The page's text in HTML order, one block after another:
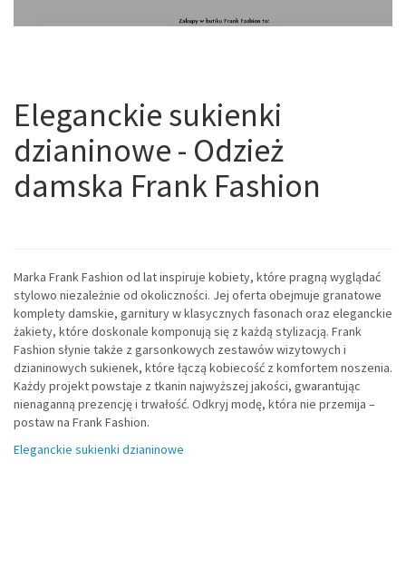
Eleganckie sukienki
dzianinowe - Odzież
damska Frank Fashion
Marka Frank Fashion od lat inspiruje kobiety, które pragną wyglądać
stylowo niezależnie od okoliczności. Jej oferta obejmuje granatowe
komplety damskie, garnitury w klasycznych fasonach oraz eleganckie
żakiety, które doskonale komponują się z każdą stylizacją. Frank
Fashion słynie także z garsonkowych zestawów wizytowych i
dzianinowych sukienek, które łączą kobiecość z komfortem noszenia.
Każdy projekt powstaje z tkanin najwyższej jakości, gwarantując
nienaganną prezencję i trwałość. Odkryj modę, która nie przemija –
postaw na Frank Fashion.
Eleganckie sukienki dzianinowe